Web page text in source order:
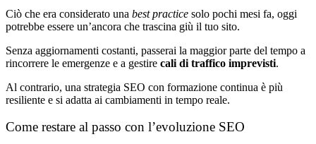
Ciò che era considerato una best practice solo pochi mesi fa, oggi
potrebbe essere un’ancora che trascina giù il tuo sito.
Senza aggiornamenti costanti, passerai la maggior parte del tempo a
rincorrere le emergenze e a gestire cali di traffico imprevisti.
Al contrario, una strategia SEO con formazione continua è più
resiliente e si adatta ai cambiamenti in tempo reale.
Come restare al passo con l’evoluzione SEO